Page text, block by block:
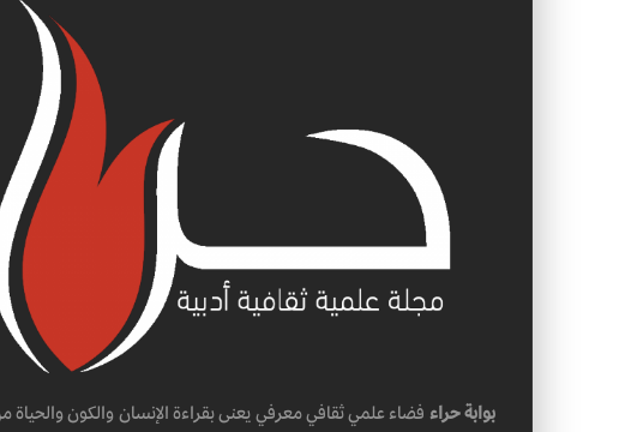
بوابة حراء فضاء علمي ثقافي معرفي يعنى بقراءة الإنسان والكون